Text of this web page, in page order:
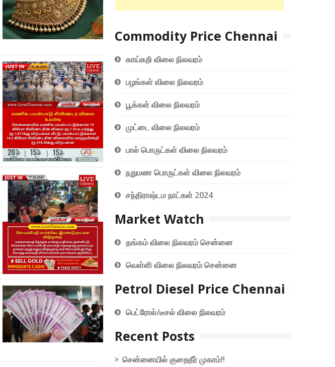
Commodity Price Chennai
காய்கறி விலை நிலவரம்
பழங்கள் விலை நிலவரம்
பூக்கள் விலை நிலவரம்
முட்டை விலை நிலவரம்
பால் பொருட்கள் விலை நிலவரம்
நறுமண பொருட்கள் விலை நிலவரம்
சந்திராஷ்டம நாட்கள் 2024
Market Watch
தங்கம் விலை நிலவரம் சென்னை
வெள்ளி விலை நிலவரம் சென்னை
Petrol Diesel Price Chennai
பெட்ரோல்/டீசல் விலை நிலவரம்
Recent Posts
சென்னையில் குறைதீர் முகாம்!!